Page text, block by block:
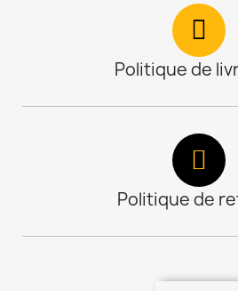
Politique de
Politique de